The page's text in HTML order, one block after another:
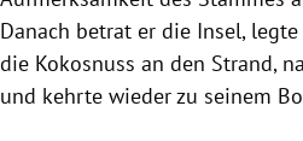
Danach betrat er die Insel,
die Kokosnuss an den Strand,
und kehrte wieder zu seinem